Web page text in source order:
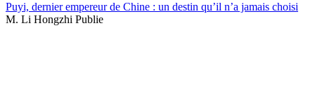
Puyi, dernier empereur de Chine : un destin qu’il n’a jamais choisi
M. Li Hongzhi Publie